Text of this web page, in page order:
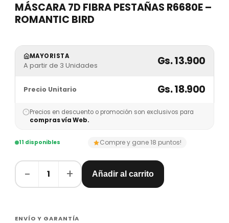
MÁSCARA 7D FIBRA PESTAÑAS R6680E –
ROMANTIC BIRD
MAYORISTA
A partir de 3 Unidades Gs. 13.900
Precio Unitario Gs. 18.900
Precios en descuento o promoción son exclusivos para
compras vía Web.
11 disponibles Compre y gane 18 puntos!
− 1 + Añadir al carrito
ENVÍO Y GARANTÍA